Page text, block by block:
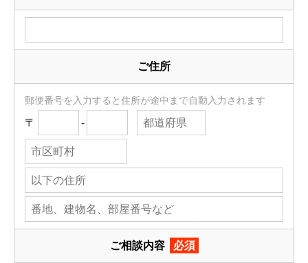
ご住所
郵便番号を入力すると住所が途中まで自動入力されます
〒 -
ご相談内容 必須